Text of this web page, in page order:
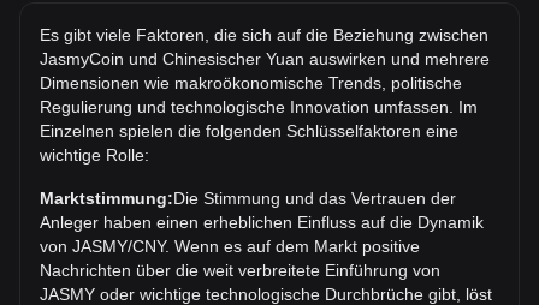
¥0.8731. Es bleibt abzuwarten, ob der Wert von 1
JASMY/CNY das aktuelle Allzeithoch übertreffen wird.
Wie ist der Kurstrend von in CNY?
In den letzten 7 Tagen ist der Wechselkurs von JasmyCoin
(JASMY) um 6.31% gefallen. Im vergangenen Monat ist
Chinesischer Yuan (CNY) um 7.92% gefallen.
Es gibt viele Faktoren, die sich auf die Beziehung zwischen
JasmyCoin und Chinesischer Yuan auswirken und mehrere
Dimensionen wie makroökonomische Trends, politische
Regulierung und technologische Innovation umfassen. Im
Einzelnen spielen die folgenden Schlüsselfaktoren eine
wichtige Rolle:
Marktstimmung:Die Stimmung und das Vertrauen der
Anleger haben einen erheblichen Einfluss auf die Dynamik
von JASMY/CNY. Wenn es auf dem Markt positive
Nachrichten über die weit verbreitete Einführung von
JASMY oder wichtige technologische Durchbrüche gibt, löst